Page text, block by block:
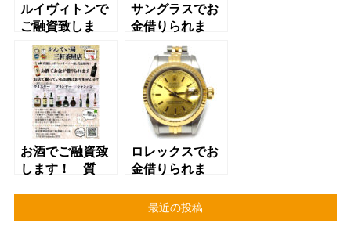
ルイヴィトンで
ご融資致しま
す！ 質屋 か
んてい局 三軒
茶屋店
サングラスでお
金借りられま
す！ 質屋 か
んてい局 三軒
茶屋店
お酒でご融資致
します！ 質
ロレックスでお
金借りられま
んてい局 三軒
茶屋店
最近の投稿